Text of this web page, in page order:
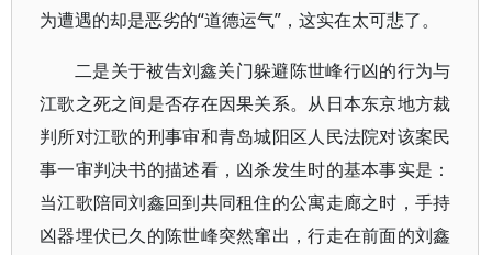
为遭遇的却是恶劣的“道德运气”，这实在太可悲了。
二是关于被告刘鑫关门躲避陈世峰行凶的行为与
江歌之死之间是否存在因果关系。从日本东京地方裁
判所对江歌的刑事审和青岛城阳区人民法院对该案民
事一审判决书的描述看，凶杀发生时的基本事实是：
当江歌陪同刘鑫回到共同租住的公寓走廊之时，手持
凶器埋伏已久的陈世峰突然窜出，行走在前面的刘鑫